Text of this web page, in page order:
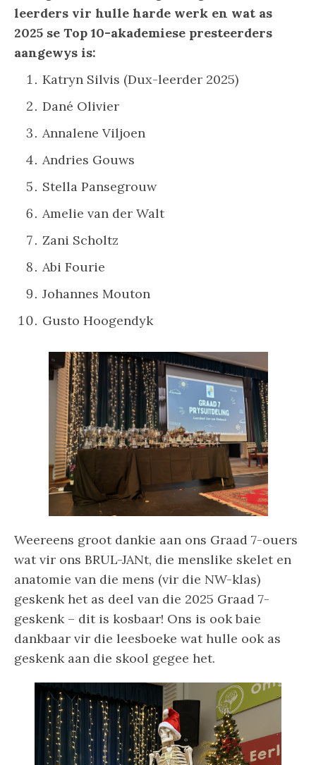
leerders vir hulle harde werk en wat as
2025 se Top 10-akademiese presteerders
aangewys is:
Katryn Silvis (Dux-leerder 2025)
Dané Olivier
Annalene Viljoen
Andries Gouws
Stella Pansegrouw
Amelie van der Walt
Zani Scholtz
Abi Fourie
Johannes Mouton
Gusto Hoogendyk
Weereens groot dankie aan ons Graad 7-ouers
wat vir ons BRUL-JANt, die menslike skelet en
anatomie van die mens (vir die NW-klas)
geskenk het as deel van die 2025 Graad 7-
geskenk – dit is kosbaar! Ons is ook baie
dankbaar vir die leesboeke wat hulle ook as
geskenk aan die skool gegee het.